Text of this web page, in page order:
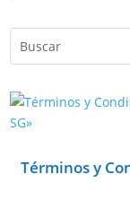
Términos y